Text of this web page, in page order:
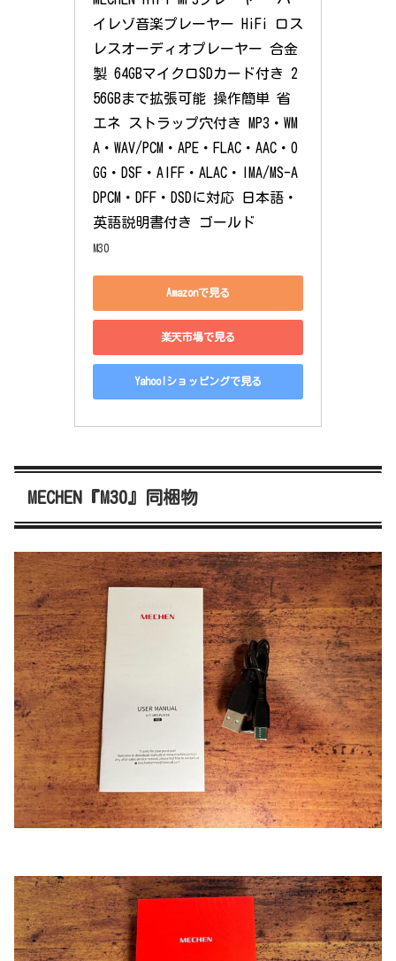
イレゾ音楽プレーヤー HiFi ロス
レスオーディオプレーヤー 合金
製 64GBマイクロSDカード付き 2
56GBまで拡張可能 操作簡単 省
エネ ストラップ穴付き MP3・WM
A・WAV/PCM・APE・FLAC・AAC・O
GG・DSF・AIFF・ALAC・IMA/MS-A
DPCM・DFF・DSDに対応 日本語・
英語説明書付き ゴールド
M30
Amazonで見る
楽天市場で見る
Yahoo!ショッピングで見る
MECHEN『M30』同梱物